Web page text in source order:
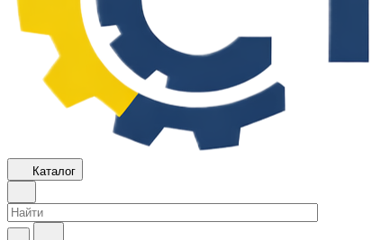
Каталог